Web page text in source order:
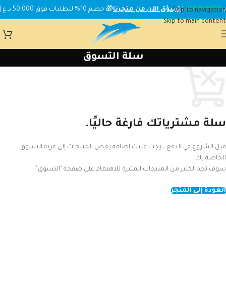
Skip to navigation
Skip to main content
DOLPHIN10
|تسوّق الآن من متجرنا🎁 خصم 10% للطلبات فوق 50,000 د.ع | استخدم الكود:
سلة التسوق
سلة مشترياتك فارغة حاليًا.
قبل الشروع في الدفع ، يجب عليك إضافة بعض المنتجات إلى عربة التسوق
الخاصة بك.
سوف تجد الكثير من المنتجات المثيرة للاهتمام على صفحة "التسوق".
العودة إلى المتجر